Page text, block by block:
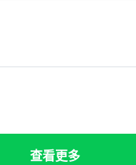
查看更多